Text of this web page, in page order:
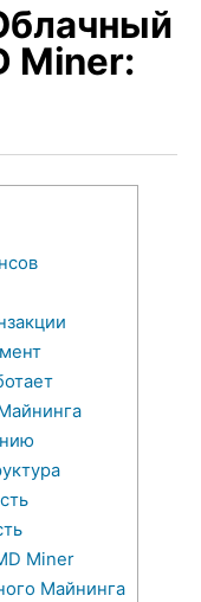
Miner:
Miner
Майнинга